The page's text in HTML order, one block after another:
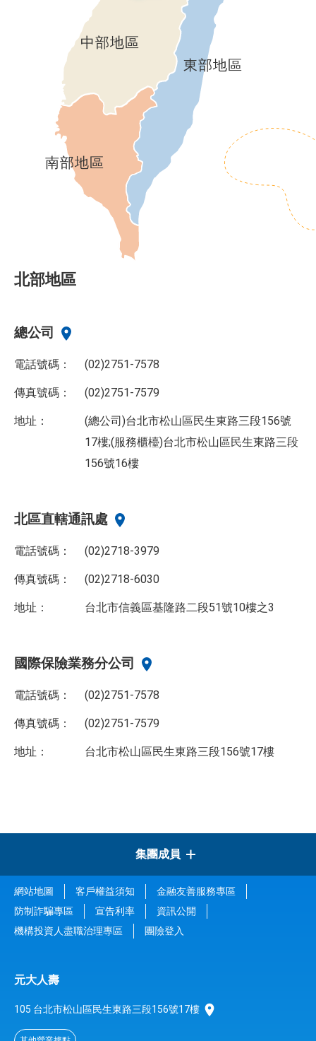
中部地區
南部地區
東部地區
北部地區
總公司
電話號碼： (02)2751-7578
傳真號碼： (02)2751-7579
地址：
(總公司)台北市松山區民生東路三段156號
17樓;(服務櫃檯)台北市松山區民生東路三段
156號16樓
北區直轄通訊處
電話號碼： (02)2718-3979
傳真號碼： (02)2718-6030
地址： 台北市信義區基隆路二段51號10樓之3
國際保險業務分公司
電話號碼： (02)2751-7578
傳真號碼： (02)2751-7579
地址： 台北市松山區民生東路三段156號17樓
集團成員
元大金控
元大證券
網站地圖 客戶權益須知
金融友善服務專區
防制詐騙專區
宣告利率
資訊公開
機構投資人盡職治理專區
團險登入
元大人壽
105 台北市松山區民生東路三段156號17樓